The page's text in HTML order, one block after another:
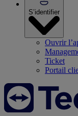
S’identifier
Ouvrir
Ticket
Portail